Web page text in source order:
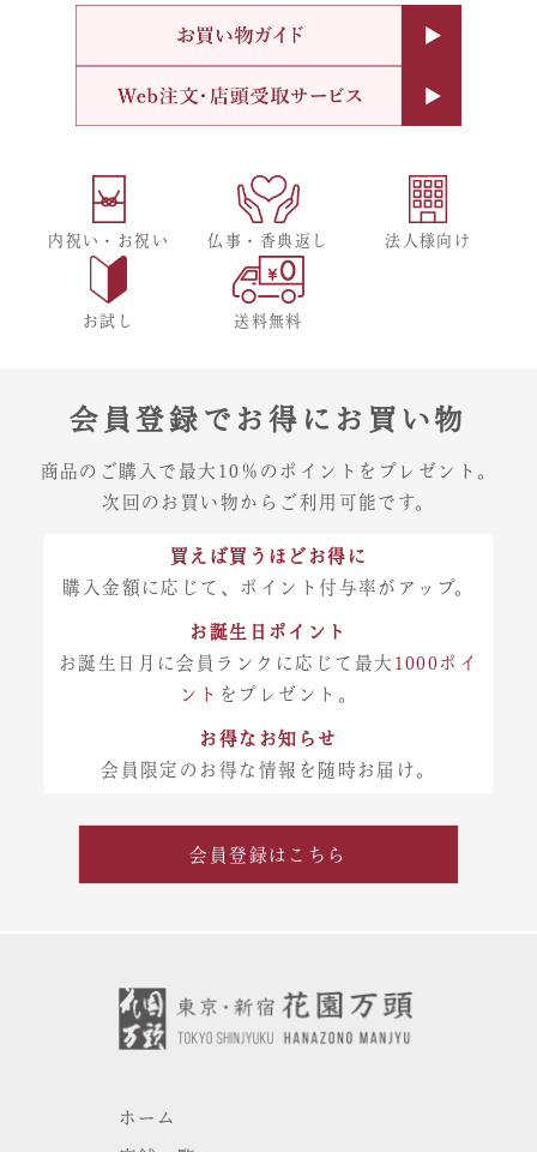
内祝い・お祝い 仏事・香典返し 法人様向け
お試し 送料無料
会員登録でお得にお買い物
商品のご購入で最大10％のポイントをプレゼント。
次回のお買い物からご利用可能です。
買えば買うほどお得に
購入金額に応じて、ポイント付与率がアップ。
お誕生日ポイント
お誕生日月に会員ランクに応じて最大 1000ポイ
ント をプレゼント。
お得なお知らせ
会員限定のお得な情報を随時お届け。
会員登録はこちら
ホーム